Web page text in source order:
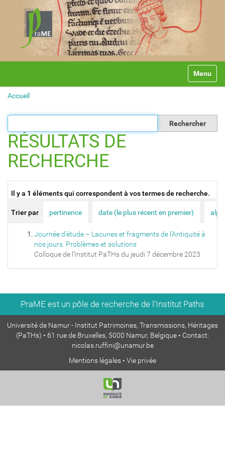
v
Toggle
Accueil
RÉSULTATS DE
RECHERCHE
Il y a 1 éléments qui correspondent à vos termes de recherche.
Trier par pertinence date (le plus récent en premier)
Journée d'étude – Lacunes et fragments de l’Antiquité à
nos jours. Problèmes et solutions
Colloque de l'Institut PaTHs du jeudi 7 décembre 2023
PraME est un pôle de recherche de l'Institut Paths
Université de Namur - Institut Patrimoines, Transmissions, Héritages
(PaTHs) • 61 rue de Bruxelles, 5000 Namur, Belgique • Contact:
nicolas.ruffini@unamur.be
Mentions légales • Vie privée